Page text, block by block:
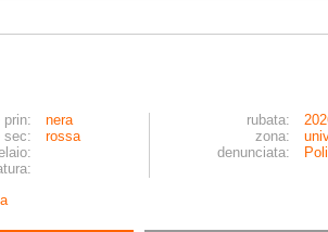
prin: nera rubata:
sec: rossa zona:
denunciata: